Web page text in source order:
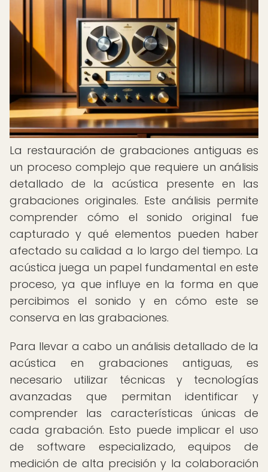
La restauración de grabaciones antiguas es
un proceso complejo que requiere un análisis
detallado de la acústica presente en las
grabaciones originales. Este análisis permite
comprender cómo el sonido original fue
capturado y qué elementos pueden haber
afectado su calidad a lo largo del tiempo. La
acústica juega un papel fundamental en este
proceso, ya que influye en la forma en que
percibimos el sonido y en cómo este se
conserva en las grabaciones.
Para llevar a cabo un análisis detallado de la
acústica en grabaciones antiguas, es
necesario utilizar técnicas y tecnologías
avanzadas que permitan identificar y
comprender las características únicas de
cada grabación. Esto puede implicar el uso
de software especializado, equipos de
medición de alta precisión y la colaboración